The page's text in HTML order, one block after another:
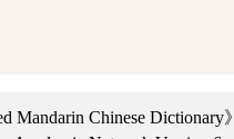
Mandarin Chinese Dictionary》